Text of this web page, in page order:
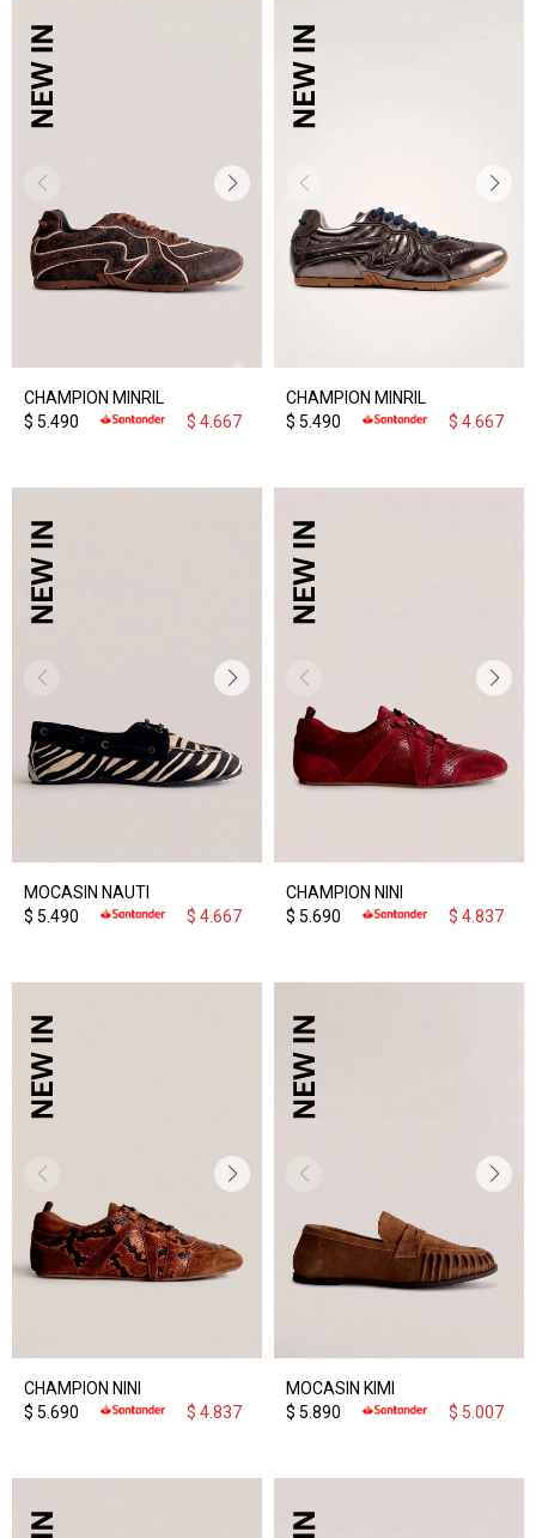
CHAMPION MINRIL
$ 5.490 $ 4.667
CHAMPION MINRIL
$ 5.490 $ 4.667
MOCASIN NAUTI
$ 5.490 $ 4.667
CHAMPION NINI
$ 5.690 $ 4.837
CHAMPION NINI
$ 5.690 $ 4.837
MOCASIN KIMI
$ 5.890 $ 5.007